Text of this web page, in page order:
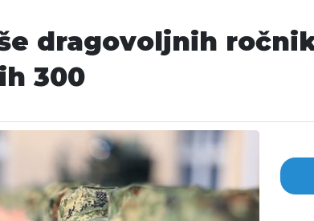
dragovoljnih
300